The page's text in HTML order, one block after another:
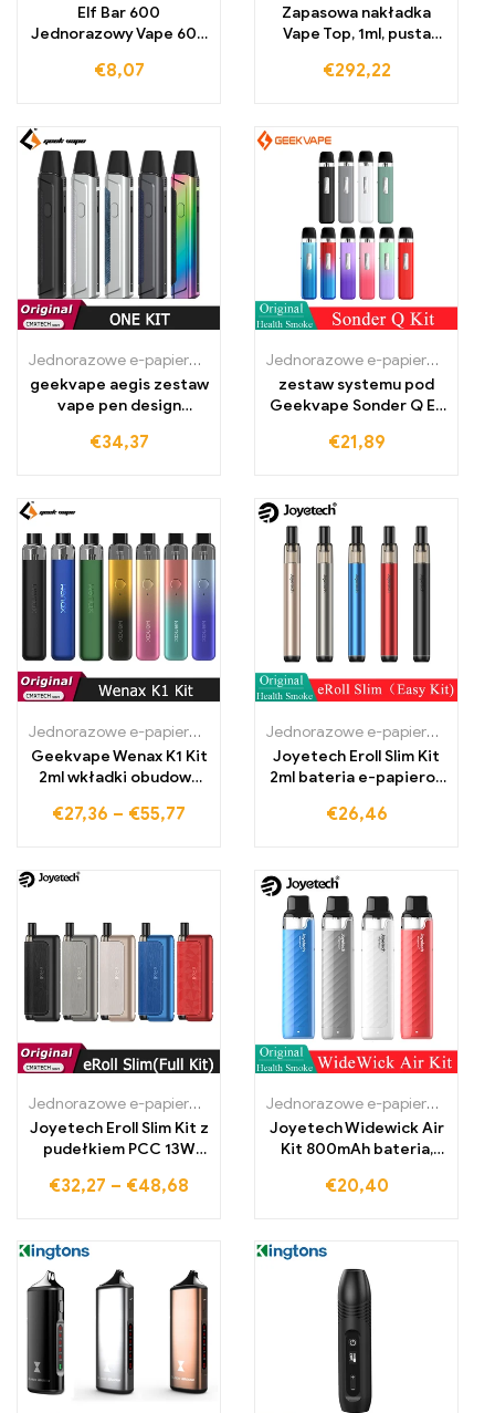
Elf Bar 600
Jednorazowy Vape 600
€8,07
Zapasowa nakładka
Vape Top, 1ml, pusta
Vaporizer
€292,22
Jednorazowe e-papierosy Polska
Jednorazowe e-papierosy
geekvape aegis zestaw
vape pen design
pod
€34,37
Jednorazowe e-papierosy Polska
zestaw systemu pod
Geekvape Sonder Q E-
€21,89
Jednorazowe e-papierosy Polska
Jednorazowe e-papierosy
Geekvape Wenax K1 Kit
2ml wkładki obudowa
baterią 600mAh 16W
€27,36 – €55,77
Jednorazowe e-papierosy Polska
Joyetech Eroll Slim Kit
2ml bateria e-papieros
€26,46
Jednorazowe e-papierosy Polska
Jednorazowe e-papierosy
Joyetech Eroll Slim Kit z
pudełkiem PCC 13W
€32,27 – €48,68
Jednorazowe e-papierosy Polska
Joyetech Widewick Air
Kit 800mAh bateria,
papieros, mtl vape
€20,40